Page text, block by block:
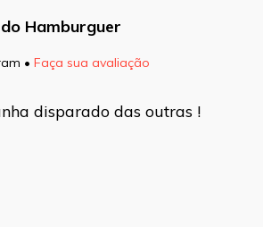
Hamburguer
• Faça sua avaliação
disparado das outras !